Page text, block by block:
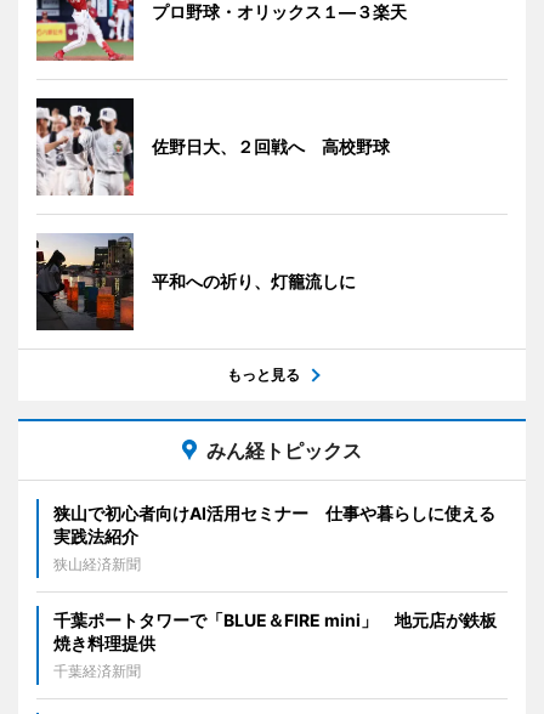
プロ野球・オリックス１―３楽天
佐野日大、２回戦へ 高校野球
平和への祈り、灯籠流しに
もっと見る
みん経トピックス
狭山で初心者向けAI活用セミナー 仕事や暮らしに使える
実践法紹介
狭山経済新聞
千葉ポートタワーで「BLUE＆FIRE mini」 地元店が鉄板
焼き料理提供
千葉経済新聞